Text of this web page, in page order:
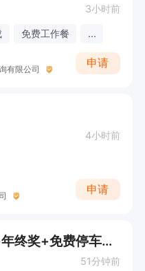
3小时前
免费工作餐 ...
有限公司
申请
4小时前
申请
外贸业务员（节日慰问+年终奖+免费停车）可接受应届生
51分钟前